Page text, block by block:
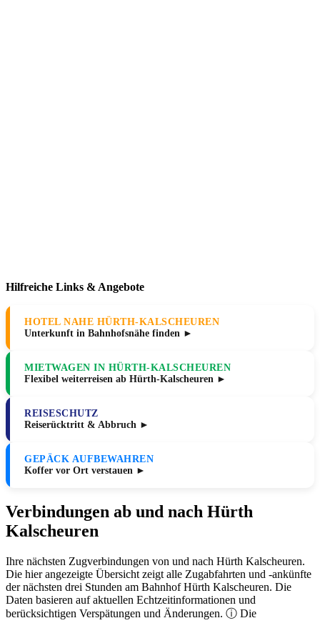
Hilfreiche Links & Angebote
HOTEL NAHE HÜRTH-KALSCHEUREN
Unterkunft in Bahnhofsnähe finden ►
MIETWAGEN IN HÜRTH-KALSCHEUREN
Flexibel weiterreisen ab Hürth-Kalscheuren ►
REISESCHUTZ
Reiserücktritt & Abbruch ►
GEPÄCK AUFBEWAHREN
Koffer vor Ort verstauen ►
Verbindungen ab und nach Hürth
Kalscheuren
Ihre nächsten Zugverbindungen von und nach Hürth Kalscheuren.
Die hier angezeigte Übersicht zeigt alle Zugabfahrten und -ankünfte
der nächsten drei Stunden am Bahnhof Hürth Kalscheuren. Die
Daten basieren auf aktuellen Echtzeitinformationen und
berücksichtigen Verspätungen und Änderungen. ⓘ Die